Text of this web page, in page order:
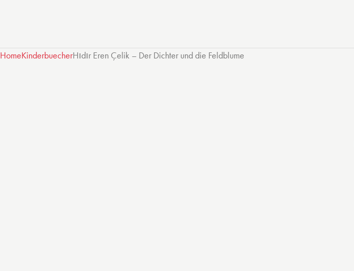
HomeKinderbuecherHıdır Eren Çelik – Der Dichter und die Feldblume